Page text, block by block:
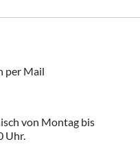
per Mail
von Montag bis
Uhr.